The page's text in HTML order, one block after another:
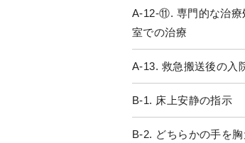
A-12-⑪. 専門的な治
室での治療
A-13. 救急搬送後の入
B-1. 床上安静の指示
B-2. どちらかの手を